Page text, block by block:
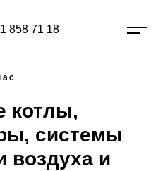
858 71 18
котлы,
системы
воздуха и